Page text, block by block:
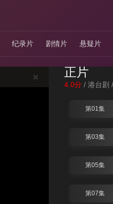
纪录片 剧情片 悬疑片
《丈夫
做客电
正片
4.0分 / 港台剧
第01集
第03集
第05集
第07集